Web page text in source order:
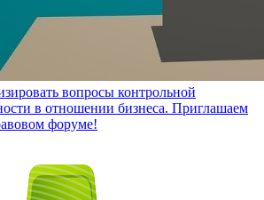
вопросы контрольной
в отношении бизнеса. Приглашаем
форуме!